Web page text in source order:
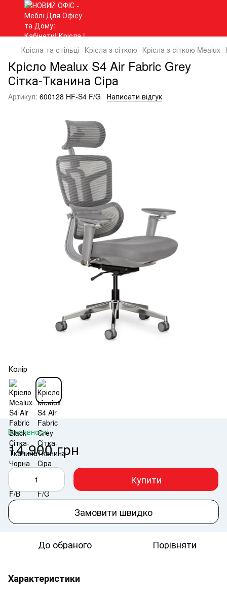
Крісла та стільці Крісла з сіткою Крісла з сіткою Mealux
Крісло Mealux S4 Air Fabric Grey
Сітка-Тканина Сіра
Артикул: 600128 HF-S4 F/G Написати відгук
Колір
В наявності
14 900 грн
Купити
Замовити швидко
До обраного Порівняти
Характеристики